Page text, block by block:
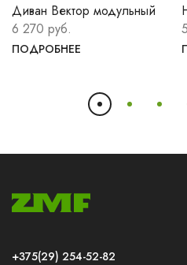
Диван Вектор модульный
6 270 руб.
ПОДРОБНЕЕ
+375(29) 254-52-82